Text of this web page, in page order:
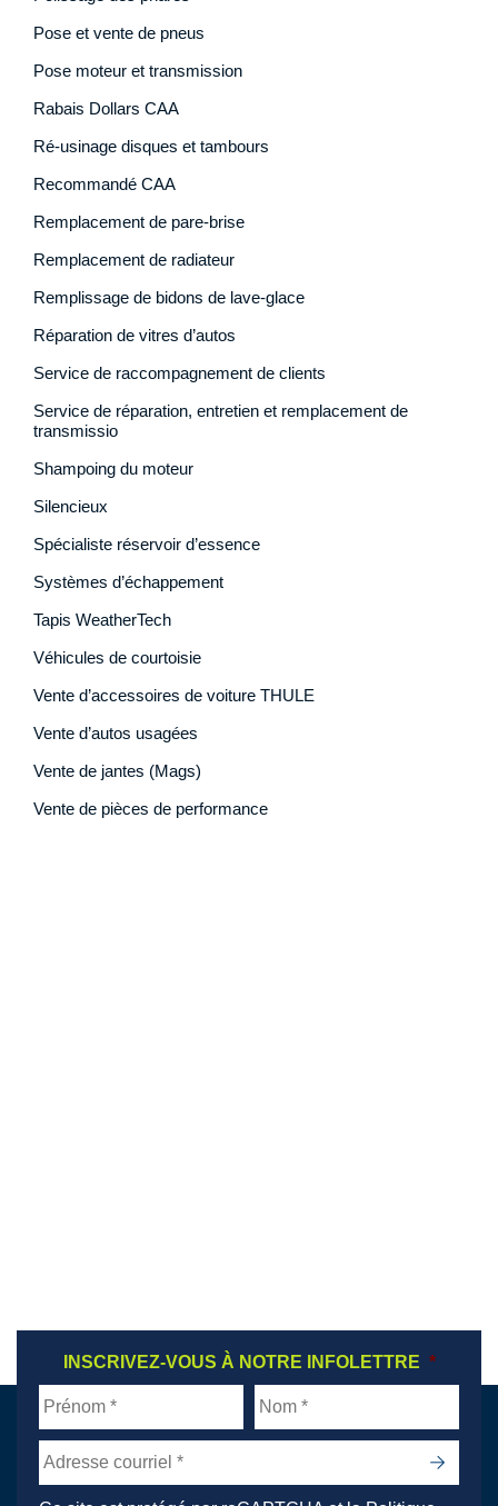
Pose et vente de pneus
Pose moteur et transmission
Rabais Dollars CAA
Ré-usinage disques et tambours
Recommandé CAA
Remplacement de pare-brise
Remplacement de radiateur
Remplissage de bidons de lave-glace
Réparation de vitres d’autos
Service de raccompagnement de clients
Service de réparation, entretien et remplacement de
transmissio
Shampoing du moteur
Silencieux
Spécialiste réservoir d’essence
Systèmes d’échappement
Tapis WeatherTech
Véhicules de courtoisie
Vente d’accessoires de voiture THULE
Vente d’autos usagées
Vente de jantes (Mags)
Vente de pièces de performance
FIRST NAME * LAST NAME *
INSCRIVEZ-VOUS À NOTRE INFOLETTRE *
->